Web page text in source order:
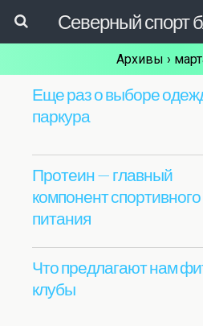
Архивы ›
Еще раз о выборе
паркура
Протеин — главный
компонент спортивного
питания
Что предлагают нам
клубы